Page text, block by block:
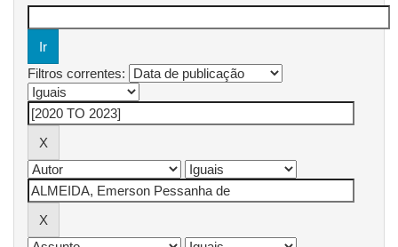
Filtros correntes: